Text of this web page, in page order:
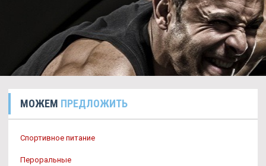
МОЖЕМ ПРЕДЛОЖИТЬ
Спортивное питание
Пероральные